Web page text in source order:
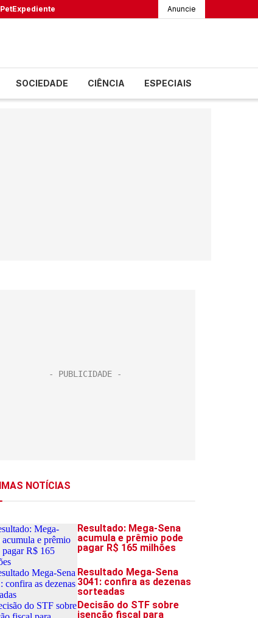
PetExpediente Anuncie
SOCIEDADE CIÊNCIA ESPECIAIS